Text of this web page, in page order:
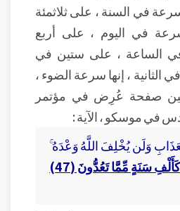
في السنة ، على ثلاثمئة
في اليوم ، على أربع
الساعة ، على ستين في
الثانية ، إنها سرعة الضوء ،
صفحة عُرِض في مؤتمر
في موسكو ، الآية :
وَلَن يُخْلِفَ اللَّهُ وَعْدَهُ
سَنَةٍ مِّمَّا تَعُدُّونَ
(47)